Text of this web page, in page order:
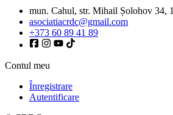
mun. Cahul, str. Mihail Șolohov 34, 1
asociatiacrdc@gmail.com
+373 60 89 41 89
Contul meu
Înregistrare
Autentificare